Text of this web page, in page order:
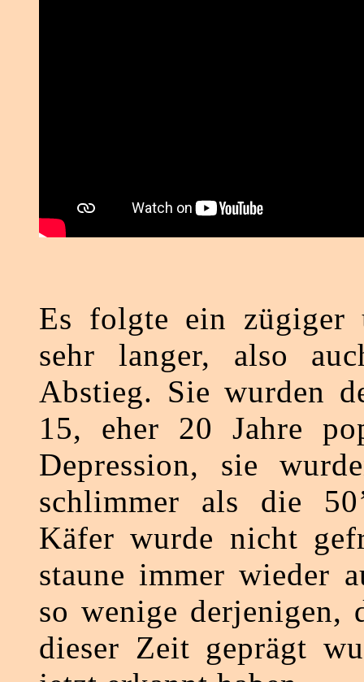
Es folgte ein zügiger
sehr langer, also
Abstieg. Sie wurden
15, eher 20 Jahre
Depression, sie
schlimmer als die
Käfer wurde nicht
staune immer wieder
so wenige
dieser Zeit geprägt